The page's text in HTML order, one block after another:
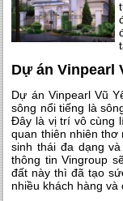
Dự án Vinpearl
Dự án Vinpearl Vũ
sông nổi tiếng là
Đây là vị trí vô cùng
quan thiên nhiên thơ
sinh thái đa dạng
thông tin Vingroup
đất này thì đã tạo
nhiều khách hàng